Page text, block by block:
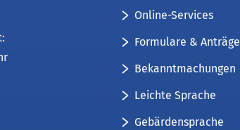
Online-Services
Formulare & Anträge
Bekanntmachungen
Leichte Sprache
Gebärdensprache